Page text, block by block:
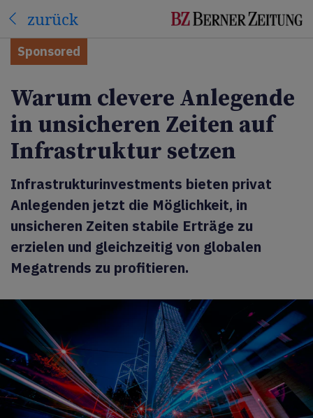
zurück
Sponsored
Warum clevere Anlegende
in unsicheren Zeiten auf
Infrastruktur setzen
Infrastrukturinvestments bieten privat
Anlegenden jetzt die Möglichkeit, in
unsicheren Zeiten stabile Erträge zu
erzielen und gleichzeitig von globalen
Megatrends zu profitieren.